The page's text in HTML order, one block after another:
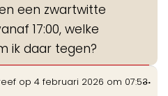
een zwartwitte
17:00, welke
ik daar tegen?
op 4 februari 2026 om 07:53...